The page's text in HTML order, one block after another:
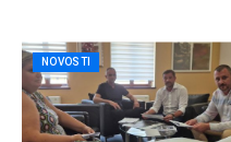
NOVOSTI